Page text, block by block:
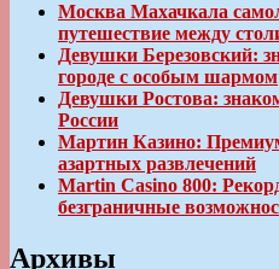
Москва Махачкала
путешествие между
Девушки Березовский:
городе с особым шармом
Девушки Ростова:
России
Мартин Казино:
азартных развлечений
Martin Casino 800:
безграничные
Архивы